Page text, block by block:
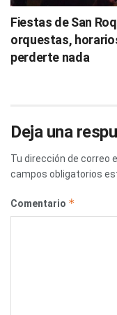
Fiestas de San
orquestas,
perderte nada
Deja una
Tu dirección de correo
campos obligatorios
Comentario *